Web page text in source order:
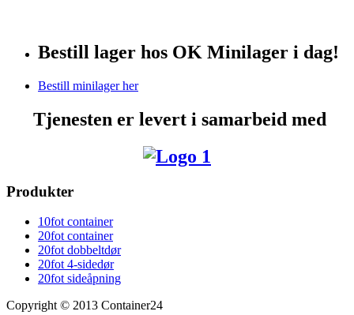
Bestill lager hos OK Minilager i dag!
Bestill minilager her
Tjenesten er levert i samarbeid med
Produkter
10fot container
20fot container
20fot dobbeltdør
20fot 4-sidedør
20fot sideåpning
Copyright © 2013 Container24